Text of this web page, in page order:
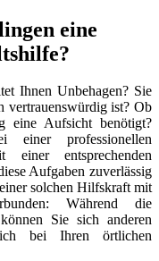
eine
Ihnen Unbehagen? Sie
vertrauenswürdig ist? Ob
eine Aufsicht benötigt?
einer professionellen
entsprechenden
Aufgaben zuverlässig
solchen Hilfskraft mit
Während die
Sie sich anderen
bei Ihren örtlichen